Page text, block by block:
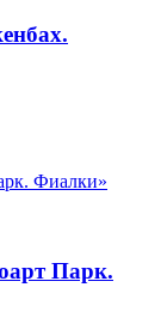
Парк.